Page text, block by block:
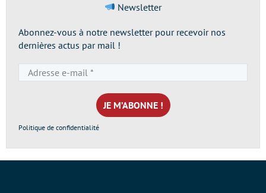
Newsletter
Abonnez-vous à notre newsletter pour recevoir nos
dernières actus par mail !
e-
mail
*
Politique de confidentialité